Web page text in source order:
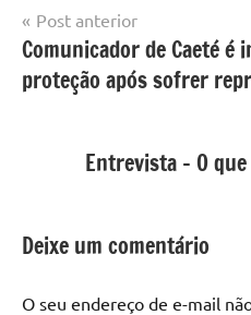
Navegação
de
Post
Post anterior
Comunicador de Caeté
proteção após sofrer
Entrevista – O
Deixe um comentário
O seu endereço de e-mail